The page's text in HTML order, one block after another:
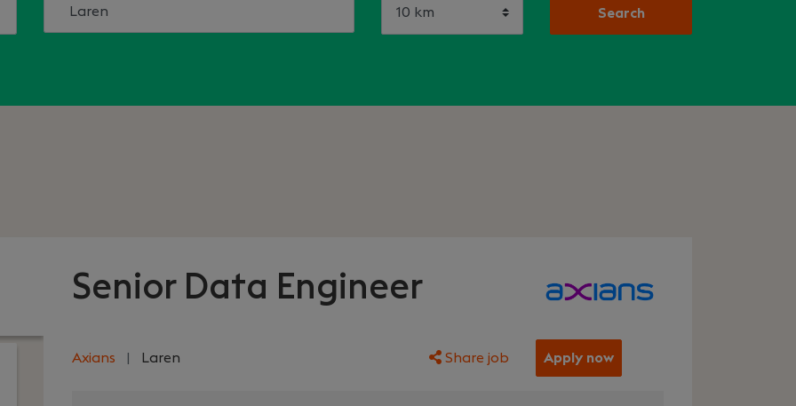
Search
Senior Data Engineer
Axians | Laren Share job Apply now